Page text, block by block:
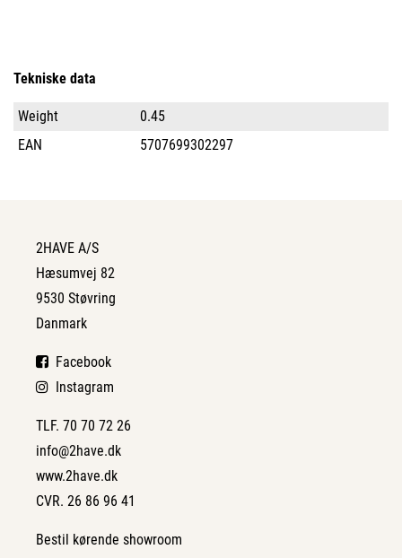
Tekniske data
Weight
0.45
EAN
5707699302297
2HAVE A/S
Hæsumvej 82
9530 Støvring
Danmark
Facebook
Instagram
TLF. 70 70 72 26
info@2have.dk
www.2have.dk
CVR. 26 86 96 41
Bestil kørende showroom